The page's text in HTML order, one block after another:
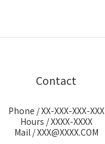
Contact
Phone / XX-XXX-XXX-XXX
Hours / XXXX-XXXX
Mail / XXX@XXXX.COM